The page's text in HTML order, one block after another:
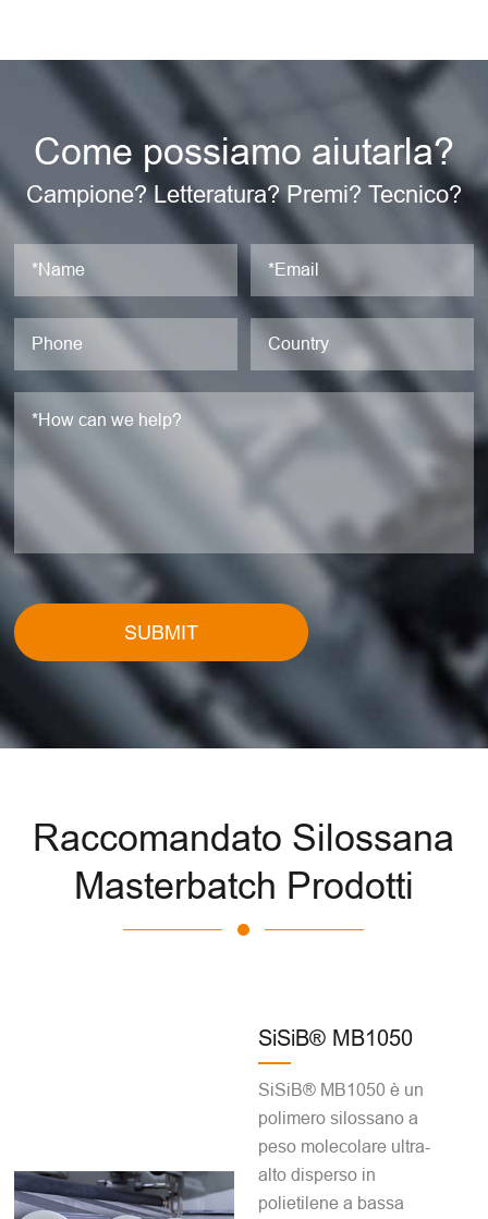
Come possiamo aiutarla?
Campione? Letteratura? Premi? Tecnico?
SUBMIT
Raccomandato Silossana
Masterbatch Prodotti
SiSiB® MB1050
SiSiB® MB1050 è un
polimero silossano a
peso molecolare ultra-
alto disperso in
polietilene a bassa